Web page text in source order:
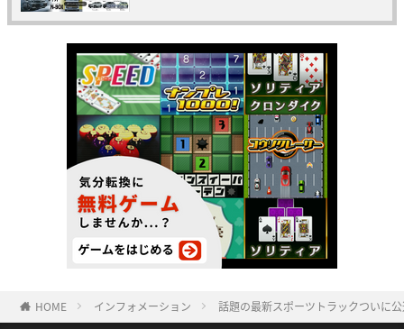
HOME インフォメーション 話題の最新スポーツトラックついに